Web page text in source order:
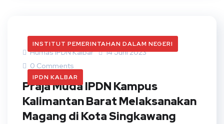
INSTITUT PEMERINTAHAN DALAM NEGERI
IPDN KALBAR
Humas IPDN Kalbar
14 Juni 2023
0 Comments
Praja Muda IPDN Kampus
Kalimantan Barat Melaksanakan
Magang di Kota Singkawang